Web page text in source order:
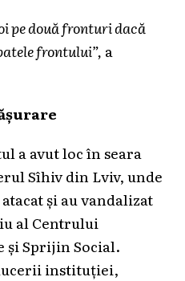
pe două fronturi dacă
frontului”, a
a avut loc în seara
Sîhiv din Lviv, unde
și au vandalizat
al Centrului
și Sprijin Social.
instituției,